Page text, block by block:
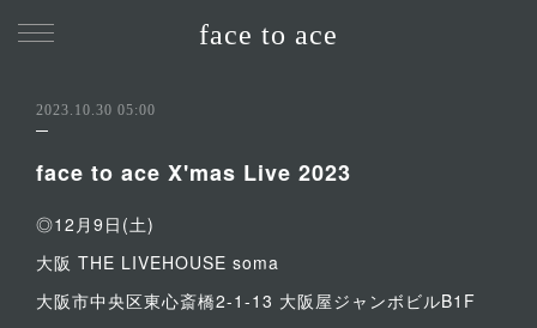
face to ace
2023.10.30 05:00
face to ace X'mas Live 2023
◎12月9日(土)
大阪 THE LIVEHOUSE soma
大阪市中央区東心斎橋2-1-13 大阪屋ジャンボビルB1F